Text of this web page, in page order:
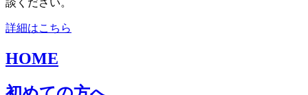
談ください。
詳細はこちら
HOME